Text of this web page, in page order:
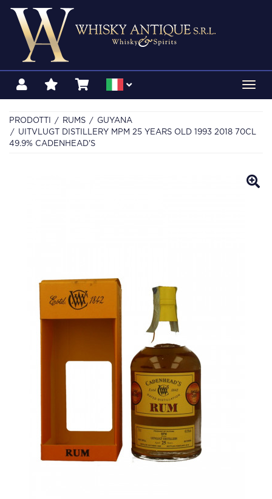
PRODOTTI RUMS
GUYANA
UITVLUGT DISTILLERY MPM 25 YEARS OLD 1993 2018 70CL
49.9% CADENHEAD'S